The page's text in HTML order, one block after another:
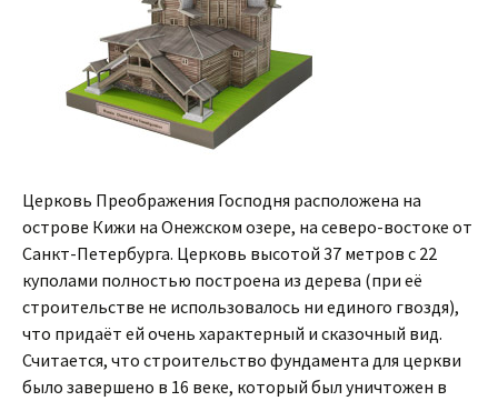
Церковь Преображения Господня расположена на
острове Кижи на Онежском озере, на северо-востоке от
Санкт-Петербурга. Церковь высотой 37 метров с 22
куполами полностью построена из дерева (при её
строительстве не использовалось ни единого гвоздя),
что придаёт ей очень характерный и сказочный вид.
Считается, что строительство фундамента для церкви
было завершено в 16 веке, который был уничтожен в